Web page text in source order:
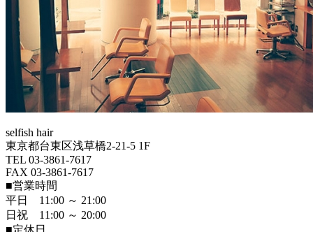
selfish hair
東京都台東区浅草橋2-21-5 1F
TEL 03-3861-7617
FAX 03-3861-7617
■営業時間
平日 11:00 ～ 21:00
日祝 11:00 ～ 20:00